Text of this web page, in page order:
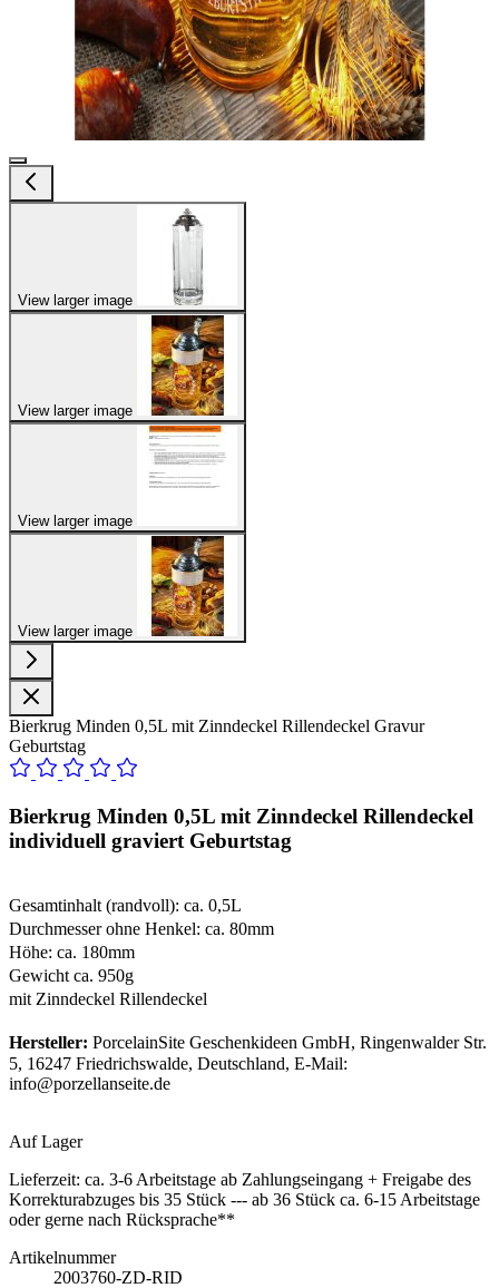
View larger image
View larger image
View larger image
View larger image
Bierkrug Minden 0,5L mit Zinndeckel Rillendeckel Gravur
Geburtstag
Bierkrug Minden 0,5L mit Zinndeckel Rillendeckel
individuell graviert Geburtstag
Gesamtinhalt (randvoll): ca. 0,5L
Durchmesser ohne Henkel: ca. 80mm
Höhe: ca. 180mm
Gewicht ca. 950g
mit Zinndeckel Rillendeckel
Hersteller: PorcelainSite Geschenkideen GmbH, Ringenwalder Str.
5, 16247 Friedrichswalde, Deutschland, E-Mail:
info@porzellanseite.de
Auf Lager
Lieferzeit: ca. 3-6 Arbeitstage ab Zahlungseingang + Freigabe des
Korrekturabzuges bis 35 Stück --- ab 36 Stück ca. 6-15 Arbeitstage
oder gerne nach Rücksprache**
Artikelnummer
2003760-ZD-RID